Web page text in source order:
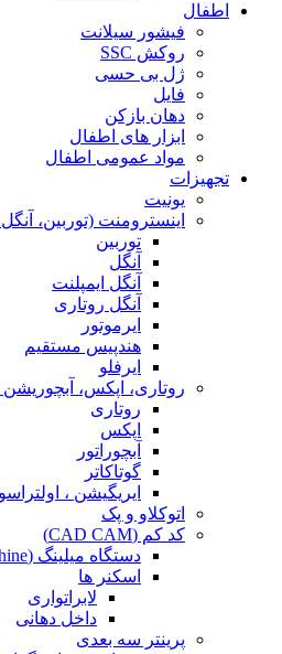
اطفال
فیشور سیلانت
روکش SSC
ژل بی حسی
فایل
دهان بازکن
ابزار های اطفال
مواد عمومی اطفال
تجهیزات
یونیت
اینسترومنت (توربین،
توربین
آنگل
آنگل ایمپلنت
آنگل روتاری
ایرموتور
هندپیس مستقیم
ایرفلو
روتاری، اپکس، آبچوریشن
روتاری
اپکس
آبچوراتور
گوتاکاتر
ایریگیشن ،
اتوکلاو و پک
کد کم (CAD CAM)
دستگاه میلینگ (Milling Machine)
اسکنر ها
لابراتواری
داخل دهانی
پرینتر سه بعدی